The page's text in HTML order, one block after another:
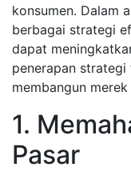
konsumen. Dalam
berbagai strategi
dapat
penerapan
membangun
1.
Pasar